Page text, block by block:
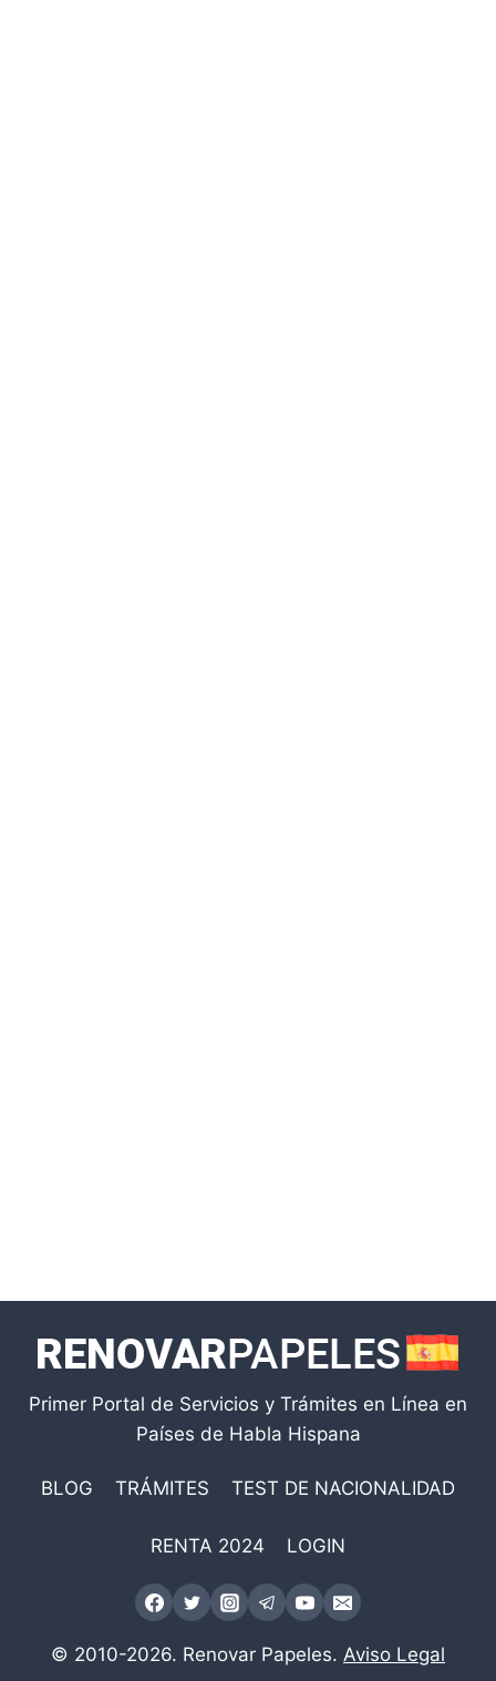
Primer Portal de Servicios y Trámites en Línea en
Países de Habla Hispana
BLOG TRÁMITES TEST DE NACIONALIDAD
RENTA 2024 LOGIN
© 2010-2026. Renovar Papeles. Aviso Legal